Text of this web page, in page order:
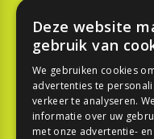
KOOPGIDS
TESTEN
SPORT
Deze website
gebruik van
We gebruiken cookies
advertenties te
verkeer te analyseren.
informatie over uw
met onze advertentie-